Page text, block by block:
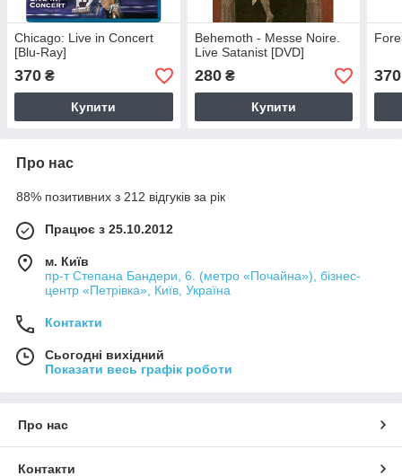
Chicago: Live in Concert
[Blu-Ray]
370 ₴
Купити
Behemoth - Messe Noire.
Live Satanist [DVD]
280₴
Купити
370
Про нас
88% позитивних з 212 відгуків за рік
Працює з 25.10.2012
м. Київ
пр-т Степана Бандери, 6. (метро «Почайна»), бізнес-
центр «Петрівка», Київ, Україна
Контакти
Сьогодні вихідний
Показати весь графік роботи
Про нас
Контакти